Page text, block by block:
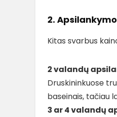
2.
Kitas svarbus
2 valandų
Druskininkuose
baseinais, tačiau
3 ar 4 valandų